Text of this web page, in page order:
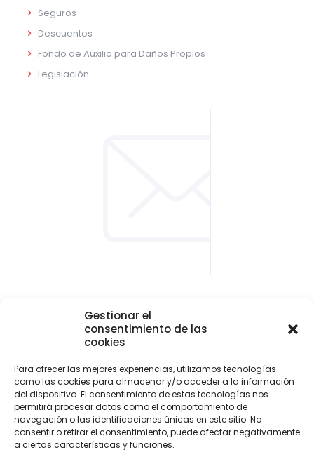
Gestionar el
consentimiento de las
cookies
Para ofrecer las mejores experiencias, utilizamos tecnologías
como las cookies para almacenar y/o acceder a la información
del dispositivo. El consentimiento de estas tecnologías nos
permitirá procesar datos como el comportamiento de
navegación o las identificaciones únicas en este sitio. No
consentir o retirar el consentimiento, puede afectar negativamente
a ciertas características y funciones.
Seguros
Descuentos
Fondo de Auxilio para Daños Propios
Legislación
CONTACTO Y LOCALIZACIÓN
Parque empresarial de Asipo
Plaza Julio Alberto Blanco, 1 - 1ª planta - Of. 33
info@uitaasturias.com
985 741 141 Móvil: 639 711 231 / 605 04 96 50